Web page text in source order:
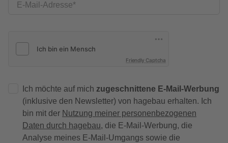
E-Mail-Adresse
Friendly Captcha
Ich möchte auf mich zugeschnittene E-Mail-Werbung
(inklusive den Newsletter) von hagebau erhalten. Ich
bin mit der Nutzung meiner personenbezogenen
Daten durch hagebau, die E-Mail-Werbung, die
Analyse meines E-Mail-Umgangs sowie die